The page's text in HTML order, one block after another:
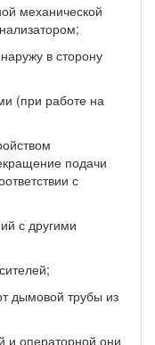
механической
в сторону
(при работе на
подачи
с
с другими
дымовой трубы из
и операторной они